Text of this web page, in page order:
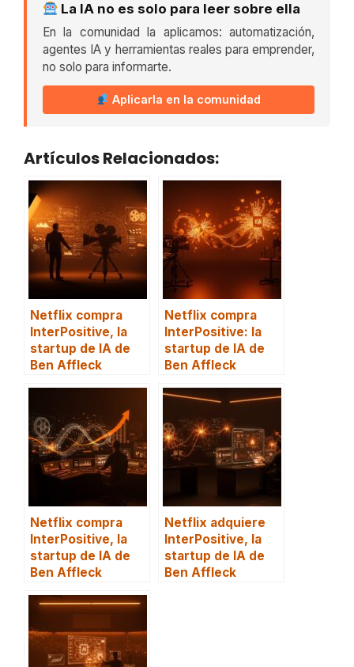
La IA no es solo para leer sobre ella
En la comunidad la aplicamos: automatización,
agentes IA y herramientas reales para emprender,
no solo para informarte.
Aplicarla en la comunidad
Artículos Relacionados:
Netflix compra
InterPositive, la
startup de IA de
Ben Affleck
Netflix compra
InterPositive: la
startup de IA de
Ben Affleck
Netflix compra
InterPositive, la
startup de IA de
Ben Affleck
Netflix adquiere
InterPositive, la
startup de IA de
Ben Affleck